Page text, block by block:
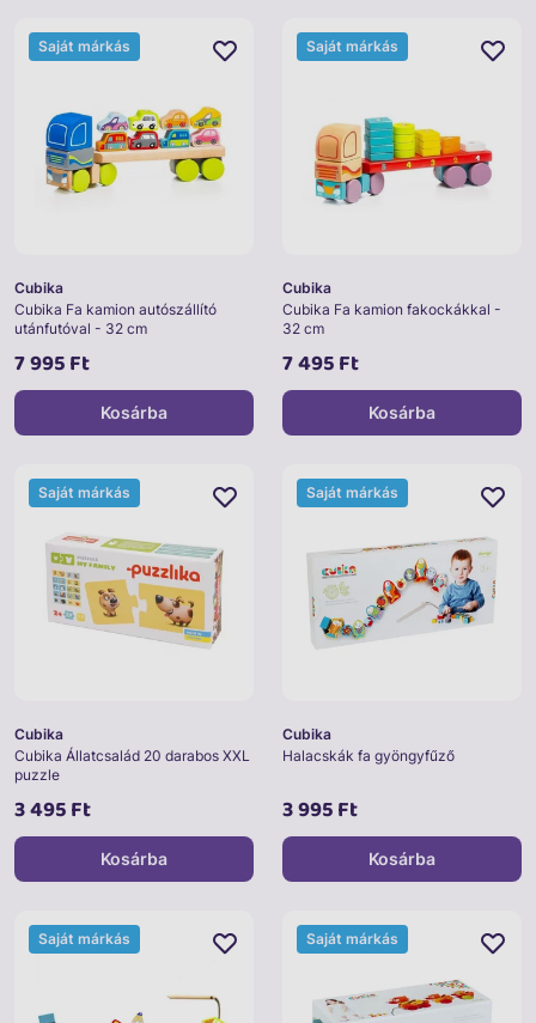
Cubika
Cubika Fa kamion autószállító
utánfutóval - 32 cm
7 995 Ft
Saját márkás
Kosárba
Cubika
Cubika Fa kamion fakockákkal -
32 cm
7 495 Ft
Saját márkás
Kosárba
Cubika
Cubika Állatcsalád 20 darabos XXL
puzzle
3 495 Ft
Saját márkás
Kosárba
Cubika
Halacskák fa gyöngyfűző
3 995 Ft
Saját márkás
Kosárba
Saját márkás Saját márkás